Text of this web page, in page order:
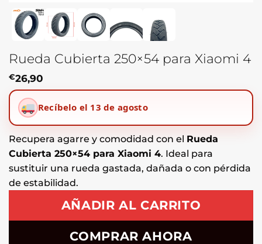
Rueda Cubierta 250×54 para Xiaomi 4
€26,90
Recíbelo el 13 de agosto
Recupera agarre y comodidad con el Rueda
Cubierta 250×54 para Xiaomi 4. Ideal para
sustituir una rueda gastada, dañada o con pérdida
de estabilidad.
AÑADIR AL CARRITO
COMPRAR AHORA